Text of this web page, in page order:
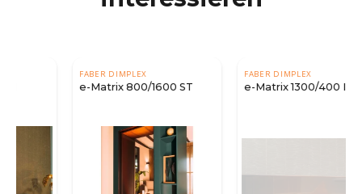
FABER DIMPLEX
e-Matrix 800/1600 ST
FABER DIMPLEX
e-Matrix 1300/400 II